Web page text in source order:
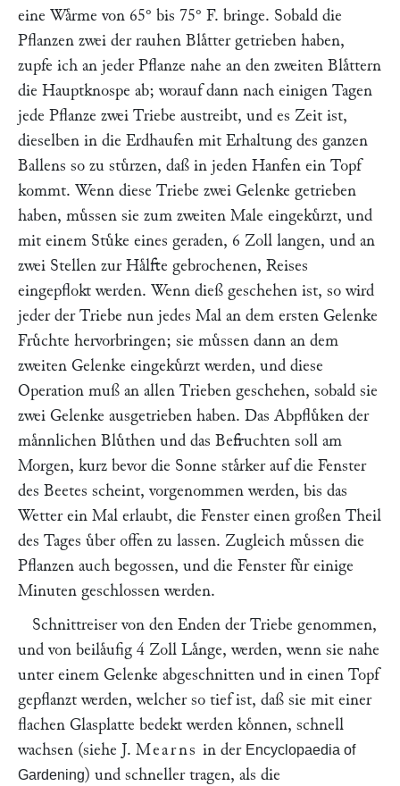
eine Waͤrme von 65° bis 75° F. bringe. Sobald die
Pflanzen zwei der rauhen Blaͤtter getrieben haben,
zupfe ich an jeder Pflanze nahe an den zweiten Blaͤttern
die Hauptknospe ab; worauf dann nach einigen Tagen
jede Pflanze zwei Triebe austreibt, und es Zeit ist,
dieselben in die Erdhaufen mit Erhaltung des ganzen
Ballens so zu stuͤrzen, daß in jeden Hanfen ein Topf
kommt. Wenn diese Triebe zwei Gelenke getrieben
haben, muͤssen sie zum zweiten Male eingekuͤrzt, und
mit einem Stuͤke eines geraden, 6 Zoll langen, und an
zwei Stellen zur Haͤlfte gebrochenen, Reises
eingepflokt werden. Wenn dieß geschehen ist, so wird
jeder der Triebe nun jedes Mal an dem ersten Gelenke
Fruͤchte hervorbringen; sie muͤssen dann an dem
zweiten Gelenke eingekuͤrzt werden, und diese
Operation muß an allen Trieben geschehen, sobald sie
zwei Gelenke ausgetrieben haben. Das Abpfluͤken der
maͤnnlichen Bluͤthen und das Befruchten soll am
Morgen, kurz bevor die Sonne staͤrker auf die Fenster
des Beetes scheint, vorgenommen werden, bis das
Wetter ein Mal erlaubt, die Fenster einen großen Theil
des Tages uͤber offen zu lassen. Zugleich muͤssen die
Pflanzen auch begossen, und die Fenster fuͤr einige
Minuten geschlossen werden.
Schnittreiser von den Enden der Triebe genommen,
und von beilaͤufig 4 Zoll Laͤnge, werden, wenn sie nahe
unter einem Gelenke abgeschnitten und in einen Topf
gepflanzt werden, welcher so tief ist, daß sie mit einer
flachen Glasplatte bedekt werden koͤnnen, schnell
wachsen (siehe J. Mearns in der Encyclopaedia of
Gardening) und schneller tragen, als die